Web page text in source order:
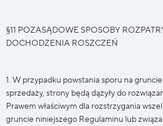
§11 POZASĄDOWE SPOSOBY
DOCHODZENIA ROSZCZEŃ
1. W przypadku powstania sporu na
sprzedaży, strony będą dążyły do
Prawem właściwym dla rozstrzygania
gruncie niniejszego Regulaminu lub